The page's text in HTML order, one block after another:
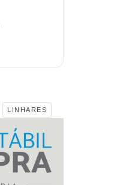
LINHARES